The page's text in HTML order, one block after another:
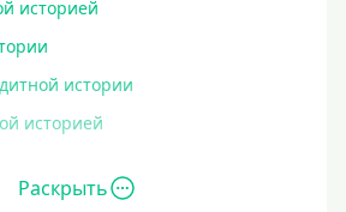
историей
истории
историей
Раскрыть